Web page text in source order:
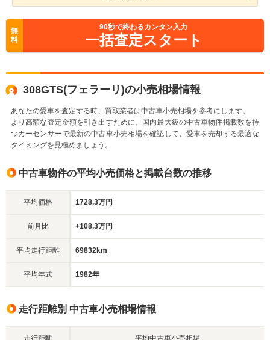
無
料
90秒で終わるカンタン入力
一括査定スタート
308GTS(フェラーリ)の小売相場情報
あなたの愛車を査定する時、買取業者は中古車小売相場を参考にします。
より高額な査定金額を引き出すために、国内最大級の中古車物件掲載数を持
つカーセンサーで最新の中古車小売相場を確認して、愛車を売却する最適な
タイミングを見極めましょう。
中古車物件の平均小売価格と掲載台数の推移
平均価格 1728.3万円
前月比 +108.3万円
平均走行距離 69832km
平均年式 1982年
走行距離別 中古車小売相場情報
走行距離 平均中古車小売相場